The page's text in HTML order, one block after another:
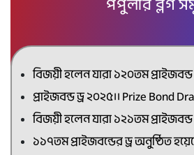
পপুলার ব্লগ
বিজয়ী হলেন যারা ১২০তম প্রাইজবন্ড
প্রাইজবন্ড ড্র ২০২৫।। Prize Bond
বিজয়ী হলেন যারা ১২১তম প্রাইজবন্ড
১১৭তম প্রাইজবন্ডের ড্র অনুষ্ঠিত